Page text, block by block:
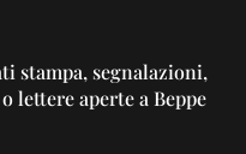
stampa, segnalazioni,
lettere aperte a Beppe